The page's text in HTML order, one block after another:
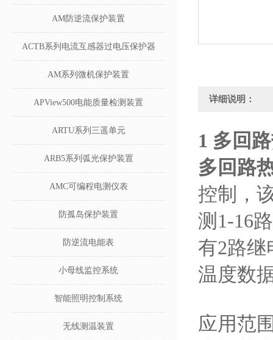
AM防逆流保护装置
ACTB系列电流互感器过电压保护器
AM系列微机保护装置
APView500电能质量检测装置
ARTU系列三遥单元
ARB5系列弧光保护装置
AMC可编程电测仪表
防孤岛保护装置
防逆流电能表
小母线监控系统
智能照明控制系统
无线测温装置
详细说明：
1 多回
多回路
控制，
测1-16
有2路继
温度数
应用范